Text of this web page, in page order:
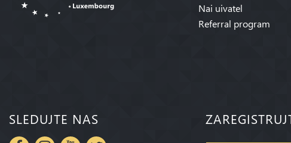
Nai uivatel
Referral program
SLEDUJTE NAS